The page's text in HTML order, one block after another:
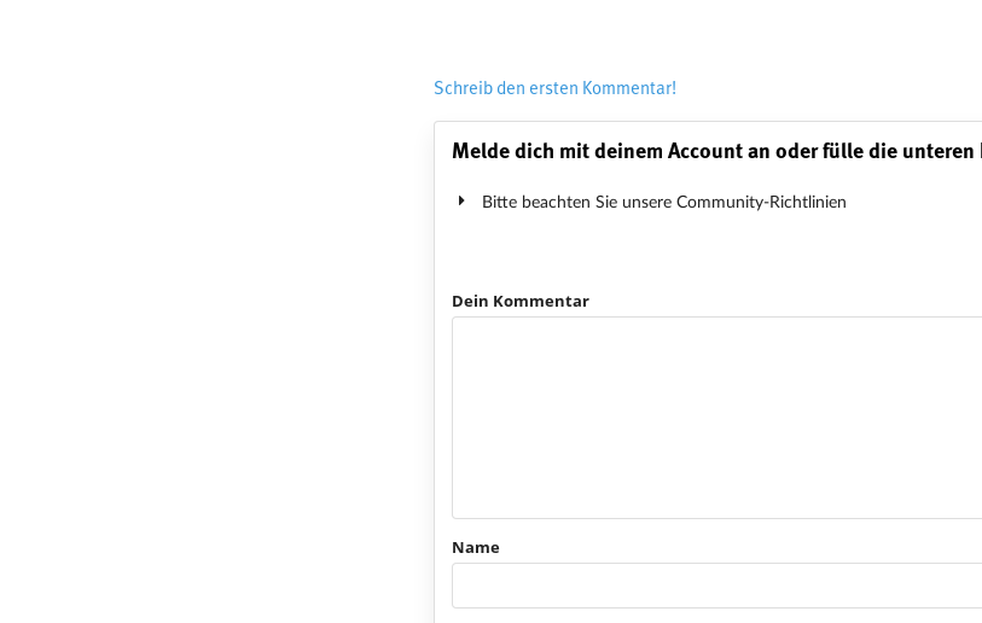
Schreib den ersten Kommentar!
Melde dich mit deinem Account an oder fülle die unteren
Bitte beachten Sie unsere Community-Richtlinien
Dein Kommentar
Name